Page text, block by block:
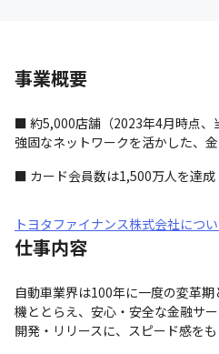
事業概要
■ 約5,000店舗（2023年4月時点、
強固なネットワークを活かした、
■ カード会員数は1,500万人を達成
トヨタファイナンス株式会社につ
仕事内容
自動車業界は100年に一度の変革
機ととらえ、安心・安全な金融サ
開発・リリースに、スピード感をも